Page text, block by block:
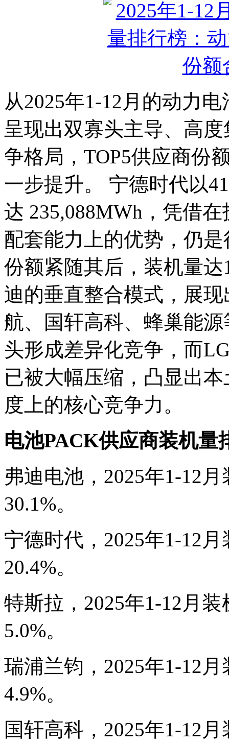
从2025年1-12月的动力
呈现出双寡头主导、高
争格局，TOP5供应商份
一步提升。 宁德时代以
达 235,088MWh，凭借
配套能力上的优势，仍
份额紧随其后，装机量
迪的垂直整合模式，展
航、国轩高科、蜂巢能
头形成差异化竞争，而
已被大幅压缩，凸显出
度上的核心竞争力。
电池PACK供应商装机量
弗迪电池，2025年1-12
30.1%。
宁德时代，2025年1-12
20.4%。
特斯拉，2025年1-12月
5.0%。
瑞浦兰钧，2025年1-12
4.9%。
国轩高科，2025年1-12